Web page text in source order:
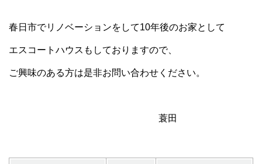
春日市でリノベーションをして10年後のお家として
エスコートハウスもしておりますので、
ご興味のある方は是非お問い合わせください。
蓑田